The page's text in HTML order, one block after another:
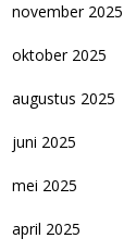
november 2025
oktober 2025
augustus 2025
juni 2025
mei 2025
april 2025